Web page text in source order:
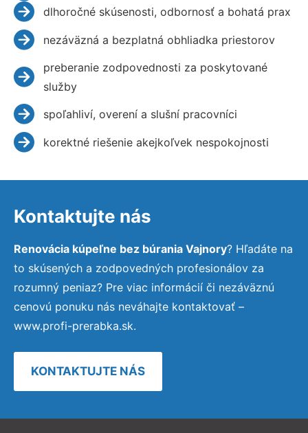
dlhoročné skúsenosti, odbornosť a bohatá prax
nezáväzná a bezplatná obhliadka priestorov
preberanie zodpovednosti za poskytované
služby
spoľahliví, overení a slušní pracovníci
korektné riešenie akejkoľvek nespokojnosti
Kontaktujte nás
Renovácia kúpeľne bez búrania Vajnory? Hľadáte na
to skúsených a zodpovedných profesionálov za
rozumný peniaz? Pre viac informácií či nezáväznú
cenovú ponuku nás neváhajte kontaktovať –
www.profi-prerabka.sk.
KONTAKTUJTE NÁS